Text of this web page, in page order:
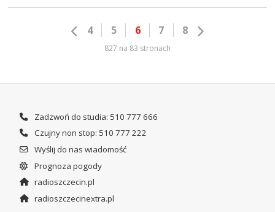
4 5 6 7 8
827 na 83 stronach
Zadzwoń do studia: 510 777 666
Czujny non stop: 510 777 222
Wyślij do nas wiadomość
Prognoza pogody
radioszczecin.pl
radioszczecinextra.pl